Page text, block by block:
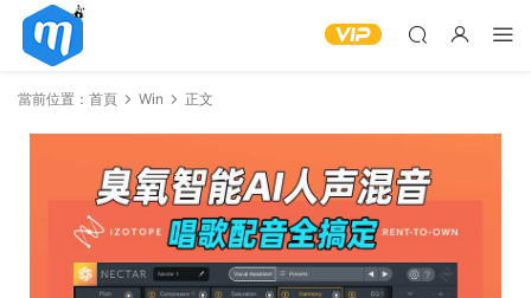
當前位置： 首頁 Win 正文